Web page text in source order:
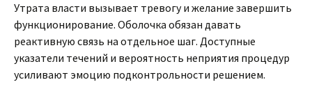
Утрата власти вызывает тревогу и желание завершить
функционирование. Оболочка обязан давать
реактивную связь на отдельное шаг. Доступные
указатели течений и вероятность неприятия процедур
усиливают эмоцию подконтрольности решением.